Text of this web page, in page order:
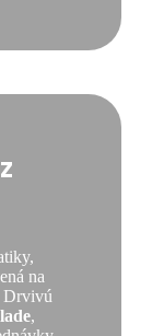
na
Drvivú
,